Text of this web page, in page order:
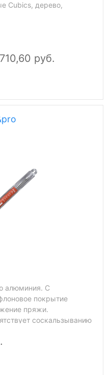
Cubics, дерево,
руб.
алюминия. С
покрытие
пряжи.
соскальзыванию